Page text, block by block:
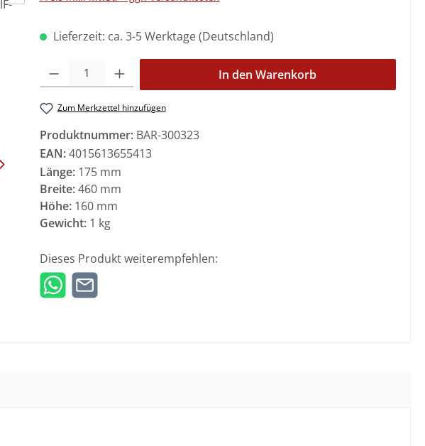
Lieferzeit: ca. 3-5 Werktage (Deutschland)
Produkt Anzahl: Gib den gewünschten Wert ein oder benutze die
In den Warenkorb
Zum Merkzettel hinzufügen
Produktnummer: BAR-300323
EAN:4015613655413
Länge: 175 mm
Breite:460 mm
Höhe: 160 mm
Gewicht: 1 kg
Dieses Produkt weiterempfehlen: